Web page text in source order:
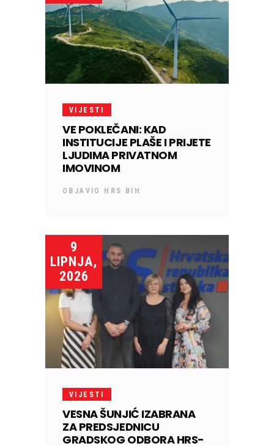
VIJESTI
VE POKLEČANI: KAD
INSTITUCIJE PLAŠE I PRIJETE
LJUDIMA PRIVATNOM
IMOVINOM
OBJAVIO HRS BIH
9
LIPNJA,
2026
VIJESTI
VESNA ŠUNJIĆ IZABRANA
ZA PREDSJEDNICU
GRADSKOG ODBORA HRS-